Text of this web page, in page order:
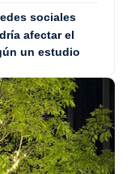
sociales
afectar el
un estudio